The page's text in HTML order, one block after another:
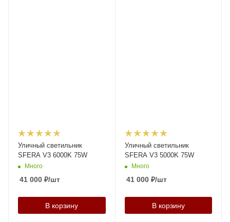
Уличный светильник
SFERA V3 6000K 75W
Много
41 000 ₽/шт
В корзину
Уличный светильник
SFERA V3 5000K 75W
Много
41 000₽/шт
В корзину